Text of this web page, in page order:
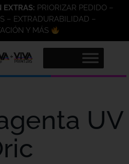
EXTRAS: PRIORIZAR PEDIDO –
– EXTRADURABILIDAD –
Y MÁS
UV